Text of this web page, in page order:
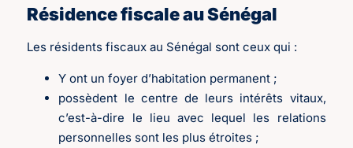
Résidence fiscale au Sénégal
Les résidents fiscaux au Sénégal sont ceux qui :
Y ont un foyer d’habitation permanent ;
possèdent le centre de leurs intérêts vitaux,
c’est-à-dire le lieu avec lequel les relations
personnelles sont les plus étroites ;